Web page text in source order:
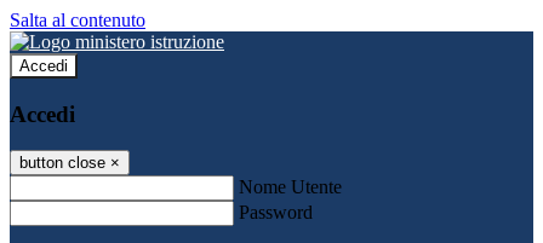
Salta al contenuto
Accedi
Accedi
button close ×
Nome Utente
Password